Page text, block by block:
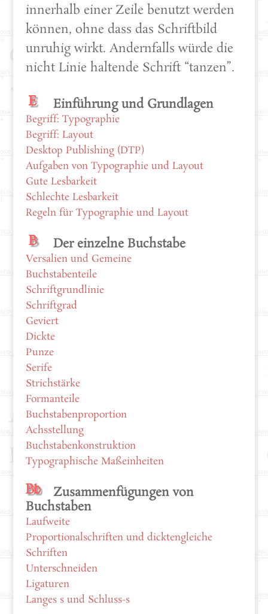
innerhalb einer Zeile benutzt werden
können, ohne dass das Schriftbild
unruhig wirkt. Andernfalls würde die
nicht Linie haltende Schrift “tanzen”.
Einführung und Grundlagen
Begriff: Typographie
Begriff: Layout
Desktop Publishing (DTP)
Aufgaben von Typographie und Layout
Gute Lesbarkeit
Schlechte Lesbarkeit
Regeln für Typographie und Layout
Der einzelne Buchstabe
Versalien und Gemeine
Buchstabenteile
Schriftgrundlinie
Schriftgrad
Geviert
Dickte
Punze
Serife
Strichstärke
Formanteile
Buchstabenproportion
Achsstellung
Buchstabenkonstruktion
Typographische Maßeinheiten
Zusammenfügungen von
Buchstaben
Laufweite
Proportionalschriften und dicktengleiche
Schriften
Unterschneiden
Ligaturen
Langes s und Schluss-s